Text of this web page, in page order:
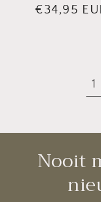
prijs
€34,95
1
Nooit